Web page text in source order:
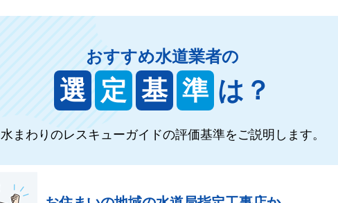
おすすめ水道業者の
選 定 基 準 は？
水まわりのレスキューガイドの評価基準をご説明します。